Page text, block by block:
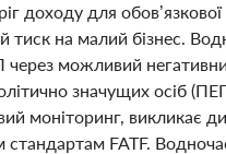
доходу для
на малий бізнес.
можливий
значущих осіб
моніторинг, викликає
стандартам FATF.